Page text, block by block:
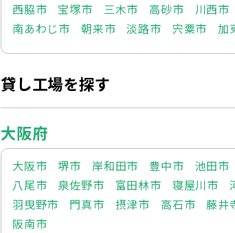
西脇市
宝塚市 三木市 高砂市 川西市
南あわじ市
朝来市 淡路市 宍粟市 加
貸し工場を探す
大阪府
大阪市 堺市 岸和田市 豊中市 池田市
八尾市
泉佐野市 富田林市 寝屋川市
羽曳野市
門真市 摂津市 高石市 藤井
阪南市